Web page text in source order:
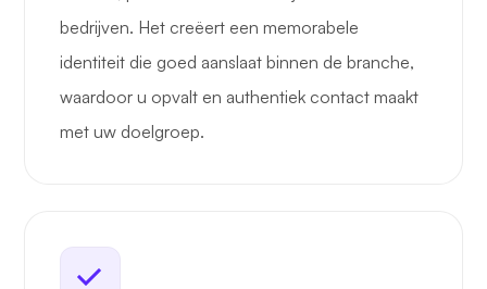
bedrijven. Het creëert een memorabele
identiteit die goed aanslaat binnen de branche,
waardoor u opvalt en authentiek contact maakt
met uw doelgroep.